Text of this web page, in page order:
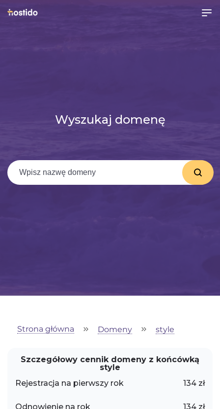
Wyszukaj domenę
Strona główna Domeny style
Szczegółowy cennik domeny z końcówką
style
Rejestracja na pierwszy rok
134 zł
Odnowienie na rok 134 zł